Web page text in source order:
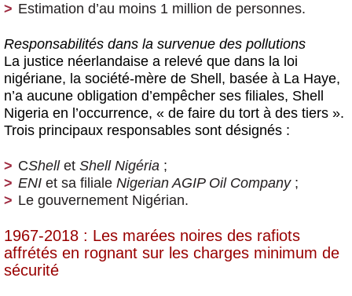
Estimation d’au moins 1 million de personnes.
Responsabilités dans la survenue des pollutions
La justice néerlandaise a relevé que dans la loi
nigériane, la société-mère de Shell, basée à La Haye,
n’a aucune obligation d’empêcher ses filiales, Shell
Nigeria en l’occurrence, « de faire du tort à des tiers ».
Trois principaux responsables sont désignés :
CShellet Shell Nigéria ;
ENI et sa filiale Nigerian AGIP Oil Company;
Le gouvernement Nigérian.
1967-2018 : Les marées noires des rafiots
affrétés en rognant sur les charges minimum de
sécurité